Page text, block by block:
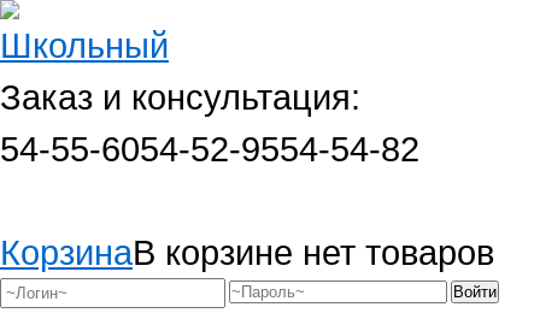
Заказ и консультация:
54-55-6054-52-9554-54-82
КорзинаВ корзине нет товаров